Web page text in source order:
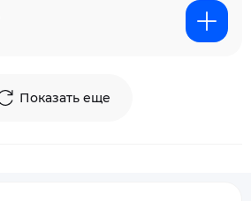
Показать еще